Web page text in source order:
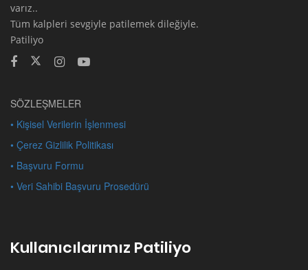
varız..
Tüm kalpleri sevgiyle patilemek dileğiyle.
Patiliyo
SÖZLEŞMELER
• Kişisel Verilerin İşlenmesi
• Çerez Gizlilik Politikası
• Başvuru Formu
• Veri Sahibi Başvuru Prosedürü
Kullanıcılarımız Patiliyo